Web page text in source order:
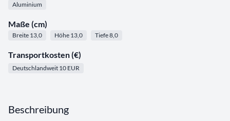
Aluminium
Maße (cm)
Breite 13,0 Höhe 13,0 Tiefe 8,0
Transportkosten (€)
Deutschlandweit 10 EUR
Beschreibung